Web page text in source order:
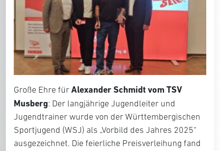
Große Ehre für Alexander Schmidt vom TSV
Musberg: Der langjährige Jugendleiter und
Jugendtrainer wurde von der Württembergischen
Sportjugend (WSJ) als „Vorbild des Jahres 2025“
ausgezeichnet. Die feierliche Preisverleihung fand